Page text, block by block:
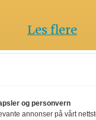
Les flere
og personvern
annonser på vårt